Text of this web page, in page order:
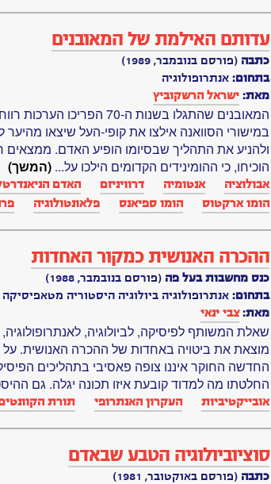
עדותם האילמת של המאובנים
כתבה (פורסם בנובמבר, 1989)
בתחום: אנתרופולוגיה
מאת: ישראל הרשקוביץ
המאובנים שהתגלו בשנות ה-70
במישורי הסוואנה אילצו את קופי-העל שיצאו
ולהניע את התהליך שבסיומו הופיע האדם.
הוכיחו, כי ההומינידים הקדומים הילכו על... (המשך)
אבולוציה אנטומיה דרוויניזם
האדם
הומו ארקטוס
הומו ספיאנס פלאונטולוגיה
ההכרה האנושית כמקור האחדות
כנס מחשבות בעל פה (פורסם בנובמבר, 1988)
בתחום: אנתרופולוגיה ביולוגיה היסטוריה
מאת:צבי ינאי
שאלת המשותף לפיסיקה, לביולוגיה,
מוצאת את ביטויה באחדות של ההכרה האנושית. על
החדשה החוקר איננו צופה פאסיבי בתהליכים
החלטתו מה למדוד קובעת איזו תכונה יגלה. גם
אובייקטיביות העקרון האנתרופי תורת
סוציוביולוגיה הטבע שבאדם
כתבה (פורסם באוקטובר, 1981)